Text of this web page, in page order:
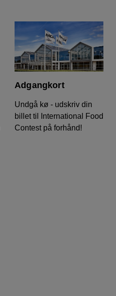
Adgangkort
Undgå kø - udskriv din
billet til International Food
Contest på forhånd!